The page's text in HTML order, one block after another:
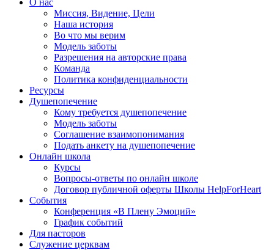
О нас
Миссия, Видение, Цели
Наша история
Во что мы верим
Модель заботы
Разрешения на авторские права
Команда
Политика конфиденциальности
Ресурсы
Душепопечение
Кому требуется душепопечение
Модель заботы
Соглашение взаимопонимания
Подать анкету на душепопечение
Онлайн школа
Курсы
Вопросы-ответы по онлайн школе
Договор публичной оферты Школы HelpForHeart
События
Конференция «В Плену Эмоций»
График событий
Для пасторов
Служение церквам